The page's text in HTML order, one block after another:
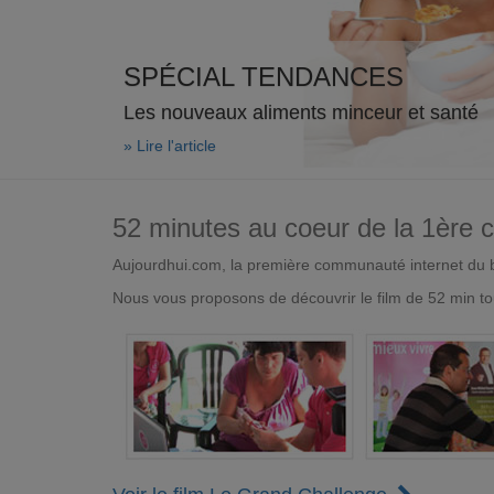
SPÉCIAL TENDANCES
Les nouveaux aliments minceur et santé
» Lire l'article
52 minutes au coeur de la 1ère
Aujourdhui.com, la première communauté internet
Nous vous proposons de découvrir le film de 52 min